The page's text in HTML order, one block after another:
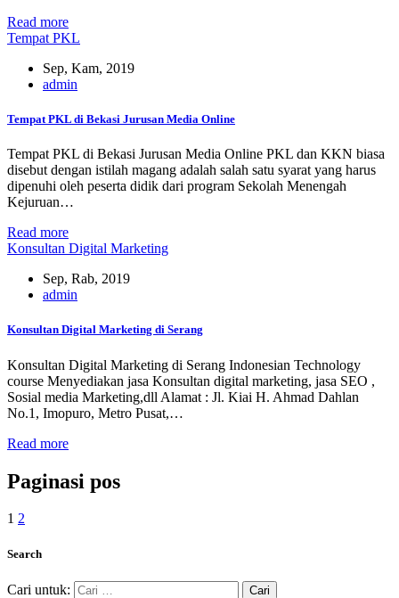
Read more
Tempat PKL
Sep, Kam, 2019
admin
Tempat PKL di Bekasi Jurusan Media Online
Tempat PKL di Bekasi Jurusan Media Online PKL dan KKN biasa
disebut dengan istilah magang adalah salah satu syarat yang harus
dipenuhi oleh peserta didik dari program Sekolah Menengah
Kejuruan…
Read more
Konsultan Digital Marketing
Sep, Rab, 2019
admin
Konsultan Digital Marketing di Serang
Konsultan Digital Marketing di Serang Indonesian Technology
course Menyediakan jasa Konsultan digital marketing, jasa SEO ,
Sosial media Marketing,dll Alamat : Jl. Kiai H. Ahmad Dahlan
No.1, Imopuro, Metro Pusat,…
Read more
Paginasi pos
1 2
Search
Cari untuk: